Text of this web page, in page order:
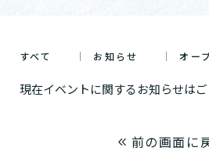
すべて お知らせ オー
現在イベントに関するお知らせはご
前の画面に